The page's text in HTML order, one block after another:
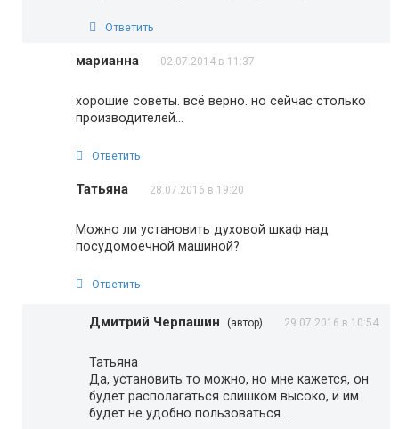
Ответить
марианна 02.07.2014 в 11:37
хорошие советы. всё верно. но сейчас столько
производителей…
Ответить
Татьяна 28.07.2016 в 19:20
Можно ли установить духовой шкаф над
посудомоечной машиной?
Ответить
Дмитрий Черпашин (автор) 29.07.2016 в 10:54
Татьяна
Да, установить то можно, но мне кажется, он
будет располагаться слишком высоко, и им
будет не удобно пользоваться…